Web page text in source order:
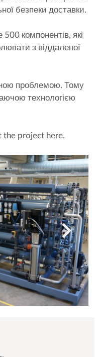
безпеки доставки.
компонентів, які
з віддаленої
проблемою. Тому
технологією
the project here.